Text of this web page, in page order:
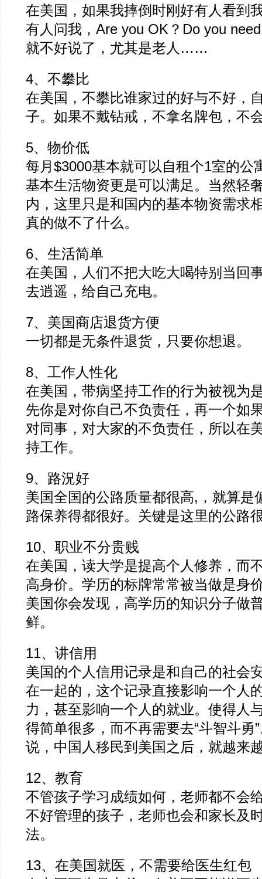
在美国，如果我摔倒时刚好有人看到
有人问我，Are you OK？Do you
就不好说了，尤其是老人……
4、不攀比
在美国，不攀比谁家过的好与不好，
子。如果不戴钻戒，不拿名牌包，不
5、物价低
每月$3000基本就可以自租个1室的公
基本生活物资更是可以满足。当然轻
内，这里只是和国内的基本物资需求
真的做不了什么。
6、生活简单
在美国，人们不把大吃大喝特别当回
去逍遥，给自己充电。
7、美国商店退货方便
一切都是无条件退货，只要你想退。
8、工作人性化
在美国，带病坚持工作的行为被视为
先你是对你自己不负责任，再一个如
对同事，对大家的不负责任，所以在
持工作。
9、路況好
美国全国的公路质量都很高,，就算是
路保养得都很好。关键是这里的公路
10、职业不分贵贱
在美国，读大学是提高个人修养，而
高身价。学历的标牌常常被当做是身
美国你会发现，高学历的知识分子做
鲜。
11、讲信用
美国的个人信用记录是和自己的社会
在一起的，这个记录直接影响一个人
力，甚至影响一个人的就业。使得人
得简单很多，而不再需要去“斗智斗勇
说，中国人移民到美国之后，就越来
12、教育
不管孩子学习成绩如何，老师都不会
不好管理的孩子，老师也会和家长及
法。
13、在美国就医，不需要给医生红包